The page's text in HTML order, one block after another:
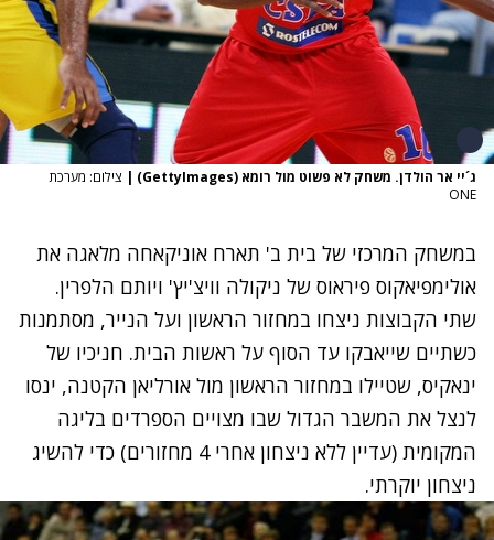
ג´יי אר הולדן. משחק לא פשוט מול רומא (GettyImages) | צילום: מערכת
ONE
במשחק המרכזי של בית ב' תארח אוניקאחה מלאגה את
אולימפיאקוס פיראוס של ניקולה וויצ'יץ' ויותם הלפרין.
שתי הקבוצות ניצחו במחזור הראשון ועל הנייר, מסתמנות
כשתיים שייאבקו עד הסוף על ראשות הבית. חניכיו של
ינאקיס, שטיילו במחזור הראשון מול אורליאן הקטנה, ינסו
לנצל את המשבר הגדול שבו מצויים הספרדים בליגה
המקומית (עדיין ללא ניצחון אחרי 4 מחזורים) כדי להשיג
ניצחון יוקרתי.